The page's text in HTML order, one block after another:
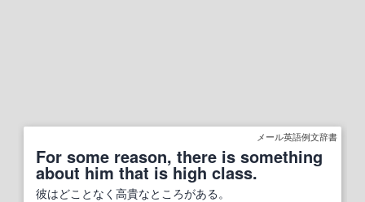
メール英語例文辞書
For some reason, there is something
about him that is high class.
彼はどことなく高貴なところがある。